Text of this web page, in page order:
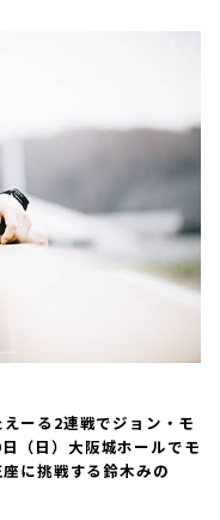
ーる2連戦でジョン・モ
（日）大阪城ホールでモ
に挑戦する鈴木みの